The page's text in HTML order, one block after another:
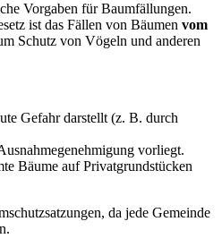
Vorgaben für Baumfällungen.
ist das Fällen von Bäumen vom
Schutz von Vögeln und anderen
Gefahr darstellt (z. B. durch
vorliegt.
Bäume auf Privatgrundstücken
da jede Gemeinde